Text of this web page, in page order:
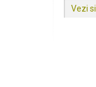
Vezi si